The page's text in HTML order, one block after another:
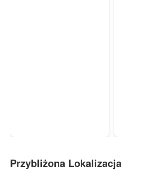
Przybliżona Lokalizacja